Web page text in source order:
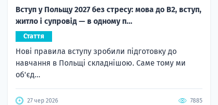
Вступ у Польщу 2027 без стресу: мова до B2, вступ,
житло і супровід — в одному п...
Стаття
Нові правила вступу зробили підготовку до
навчання в Польщі складнішою. Саме тому ми
об'єд...
27 чер 2026 7885